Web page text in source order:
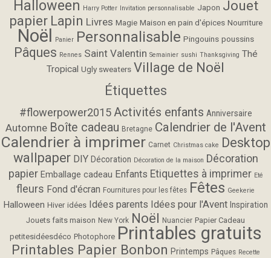
Halloween Harry Potter Invitation personnalisable Japon Jouet
papier Lapin Livres Magie Maison en pain d'épices Nourriture
Noël Panier Personnalisable Pingouins poussins
Pâques Rennes Saint Valentin Semainier sushi Thanksgiving Thé
Tropical Ugly sweaters Village de Noël
Étiquettes
#flowerpower2015 Activités enfants Anniversaire
Automne Boîte cadeau Bretagne Calendrier de l'Avent
Calendrier à imprimer Carnet Christmas cake Desktop
wallpaper DIY Décoration Décoration de la maison Décoration
papier Emballage cadeau Enfants Etiquettes à imprimer Eté
fleurs Fond d'écran Fournitures pour les fêtes Fêtes Geekerie
Halloween Hiver idées Idées parents Idées pour l'Avent Inspiration
Jouets faits maison New York Noël Nuancier Papier Cadeau
petitesidéesdéco Photophore Printables gratuits
Printables Papier Bonbon Printemps Pâques Recette